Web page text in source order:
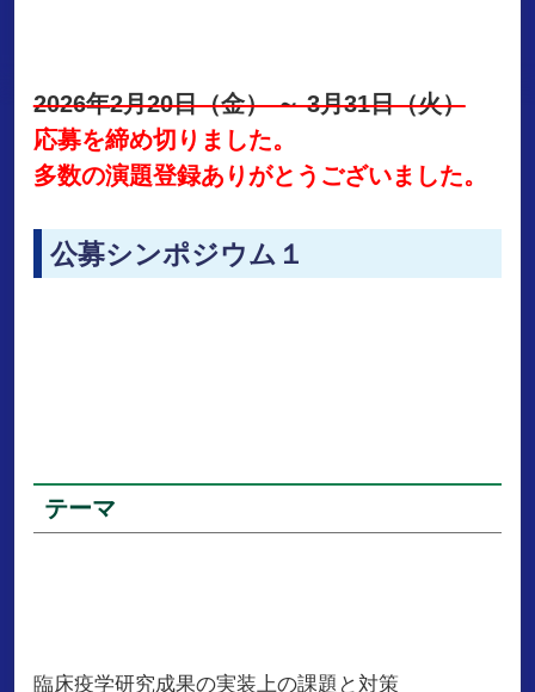
2026年2月20日（金） ～ 3月31日（火）
応募を締め切りました。
多数の演題登録ありがとうございました。
公募シンポジウム１
テーマ
臨床疫学研究成果の実装上の課題と対策